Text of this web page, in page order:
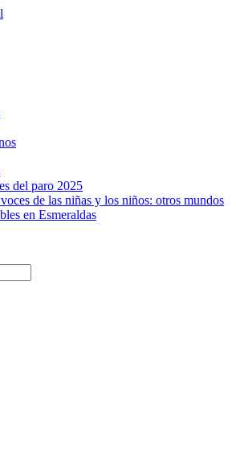
del paro 2025
de las niñas y los niños: otros mundos
en Esmeraldas